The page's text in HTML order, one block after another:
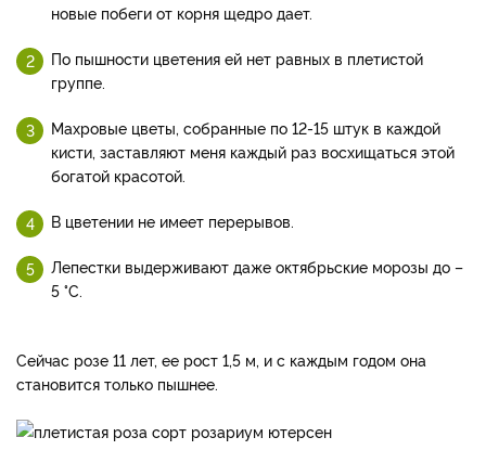
новые побеги от корня щедро дает.
По пышности цветения ей нет равных в плетистой
группе.
Махровые цветы, собранные по 12-15 штук в каждой
кисти, заставляют меня каждый раз восхищаться этой
богатой красотой.
В цветении не имеет перерывов.
Лепестки выдерживают даже октябрьские морозы до –
5 °С.
Сейчас розе 11 лет, ее рост 1,5 м, и с каждым годом она
становится только пышнее.